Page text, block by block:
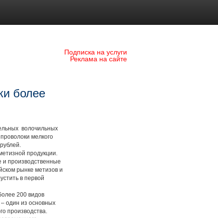
Подписка на услуги
Реклама на сайте
более
волочильных
мелкого
продукции.
и производственные
рынке метизов и
в первой
200 видов
один из основных
производства.